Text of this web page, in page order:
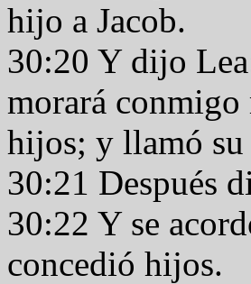
hijo a Jacob.
30:20 Y dijo
morará
hijos; y llamó
30:21 Después
30:22 Y se
concedió hijos.